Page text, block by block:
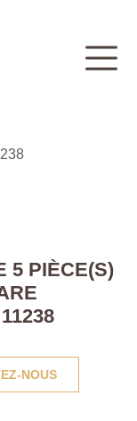
5 PIÈCE(S)
NOUS